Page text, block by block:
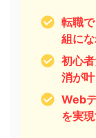
転職
組に
初心
消が叶
Web
を実